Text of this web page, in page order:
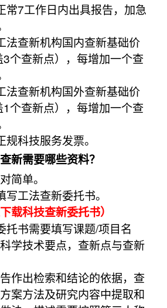
常7工作日内出具报告，加急
法查新机构国内查新基础价
个查新点），每增加一个查
法查新机构国外查新基础价
个查新点），每增加一个查
规科技服务发票。
新需要哪些资料？
简单。
写工法查新委托书。
载科技查新委托书）
托书需要填写课题/项目名
学技术要点，查新点与查新
作出检索和结论的依据，查
案方法及研究内容中提取和